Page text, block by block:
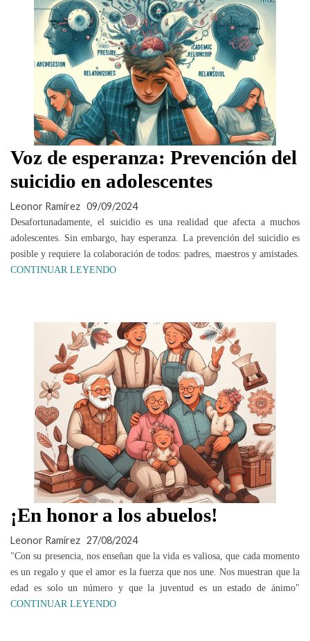
Voz de esperanza: Prevención del
suicidio en adolescentes
Leonor Ramírez 09/09/2024
Desafortunadamente, el suicidio es una realidad que afecta a muchos
adolescentes. Sin embargo, hay esperanza. La prevención del suicidio es
posible y requiere la colaboración de todos: padres, maestros y amistades.
CONTINUAR LEYENDO
¡En honor a los abuelos!
Leonor Ramírez 27/08/2024
"Con su presencia, nos enseñan que la vida es valiosa, que cada momento
es un regalo y que el amor es la fuerza que nos une. Nos muestran que la
edad es solo un número y que la juventud es un estado de ánimo"
CONTINUAR LEYENDO